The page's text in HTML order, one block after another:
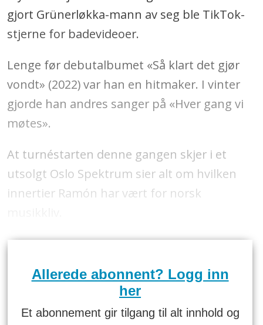
gjort Grünerløkka-mann av seg ble TikTok-
stjerne for badevideoer.
Lenge før debutalbumet «Så klart det gjør
vondt» (2022) var han en hitmaker. I vinter
gjorde han andres sanger på «Hver gang vi
møtes».
At turnéstarten denne gangen skjer i et
utsolgt Oslo Spektrum sier alt om hvilken
innertier Ramón har vært for norsk
Allerede abonnent? Logg inn
her
Et abonnement gir tilgang til alt innhold og